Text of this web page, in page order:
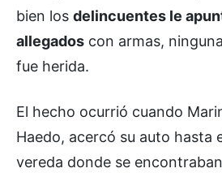
bien los delincuentes le
allegados con armas,
fue herida.
El hecho ocurrió cuando
Haedo, acercó su auto hasta
vereda donde se